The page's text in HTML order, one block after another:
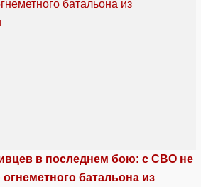
в последнем бою: с СВО не
батальона из